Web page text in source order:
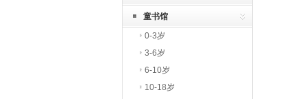
童书馆
0-3岁
3-6岁
6-10岁
10-18岁